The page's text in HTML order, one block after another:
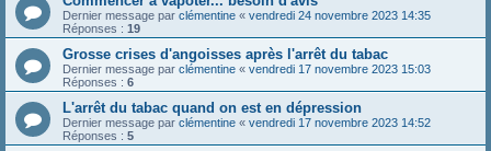
Dernier message par clémentine « vendredi 24 novembre 2023 14:35
Réponses : 19
Grosse crises d'angoisses après l'arrêt du tabac
Dernier message par clémentine « vendredi 17 novembre 2023 15:03
Réponses : 6
L'arrêt du tabac quand on est en dépression
Dernier message par clémentine « vendredi 17 novembre 2023 14:52
Réponses : 5